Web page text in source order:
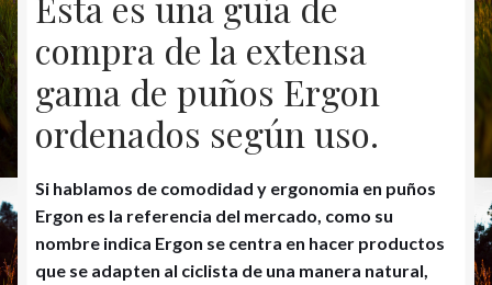
compra de la extensa
gama de puños Ergon
ordenados según uso.
Si hablamos de comodidad y ergonomia en puños
Ergon es la referencia del mercado, como su
nombre indica Ergon se centra en hacer productos
que se adapten al ciclista de una manera natural,